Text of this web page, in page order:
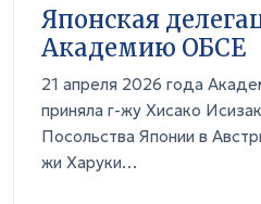
Японская
Академию ОБСЕ
21 апреля 2026 года
приняла г-жу Хисако
Посольства Японии в
жи Харуки…